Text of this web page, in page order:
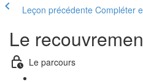
Leçon précédente Compléter
Le
Le parcours